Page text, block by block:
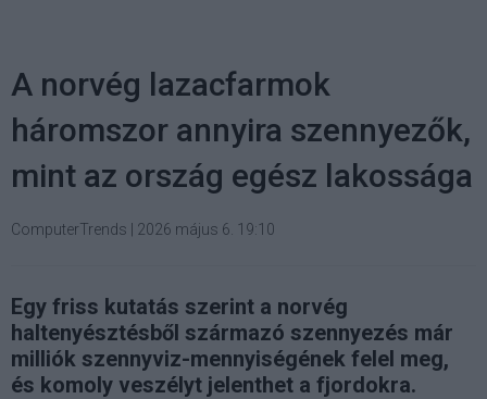
A norvég lazacfarmok
háromszor annyira szennyezők,
mint az ország egész lakossága
ComputerTrends | 2026 május 6. 19:10
Egy friss kutatás szerint a norvég
haltenyésztésből származó szennyezés már
milliók szennyviz-mennyiségének felel meg,
és komoly veszélyt jelenthet a fjordokra.